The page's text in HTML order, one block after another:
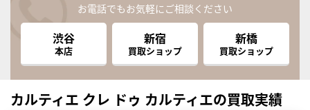
お電話でもお気軽にご相談ください
渋谷
本店
新宿
買取ショップ
新橋
買取ショップ
カルティエ クレ ドゥ カルティエの買取実績